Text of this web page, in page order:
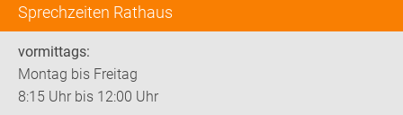
Sprechzeiten Rathaus
vormittags:
Montag bis Freitag
8:15 Uhr bis 12:00 Uhr